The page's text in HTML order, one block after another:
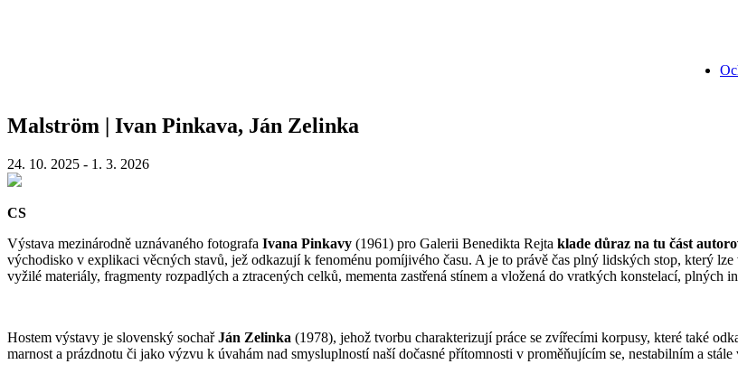
Malström | Ivan Pinkava, Ján Zelinka
24. 10. 2025 - 1. 3. 2026
CS
Výstava mezinárodně uznávaného fotografa Ivana Pinkavy (1961) pro Galerii Benedikta Rejta klade důraz na tu část
východisko v explikaci věcných stavů, jež odkazují k fenoménu pomíjivého času. A je to právě čas plný lidských stop, který
vyžilé materiály, fragmenty rozpadlých a ztracených celků, mementa zastřená stínem a vložená do vratkých konstelací, plných
Hostem výstavy je slovenský sochařJán Zelinka (1978), jehož tvorbu charakterizují práce se zvířecími korpusy, které také
marnost a prázdnotu či jako výzvu k úvahám nad smysluplností naší dočasné přítomnosti v proměňujícím se, nestabilním a